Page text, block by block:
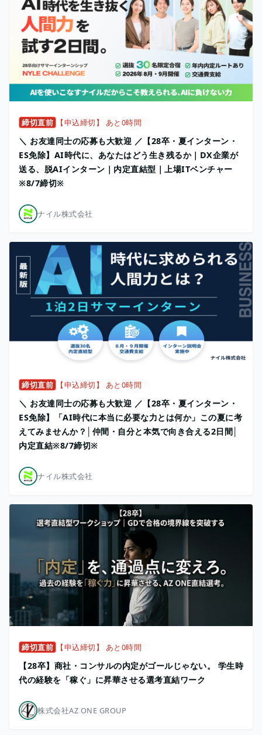
締切直前 【申込締切】 あと0時間
＼ お友達同士の応募も大歓迎 ／【28卒・夏インターン・
ES免除】AI時代に、あなたはどう生き残るか｜DX企業が
送る、脱AIインターン｜内定直結型｜上場ITベンチャー
※8/7締切※
ナイル株式会社
締切直前 【申込締切】 あと0時間
＼ お友達同士の応募も大歓迎 ／【28卒・夏インターン・
ES免除】「AI時代に本当に必要な力とは何か」この夏に考
えてみませんか？│仲間・自分と本気で向き合える2日間│
内定直結※8/7締切※
ナイル株式会社
締切直前 【申込締切】 あと0時間
【28卒】商社・コンサルの内定がゴールじゃない。 学生時
代の経験を「稼ぐ」に昇華させる選考直結ワーク
株式会社AZ ONE GROUP